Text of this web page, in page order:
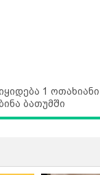
1 ოთახიანი
ბათუმში